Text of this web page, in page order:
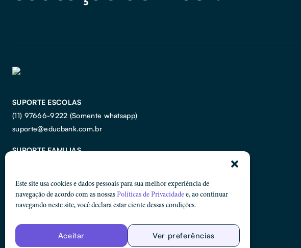
Este site usa cookies e dados pessoais para sua melhor experiência de
navegação de acordo com as nossas Políticas de Privacidade e, ao continuar
navegando neste site, você declara estar ciente dessas condições.
Aceitar Ver preferências
SUPORTE ESCOLAS
(11) 97666-9222 (Somente whatsapp)
suporte@educbank.com.br
SUPORTE FAMILIAS
FALE COM O DPO:
dpo@educbank.com.br
Marcella Amado Schiavon